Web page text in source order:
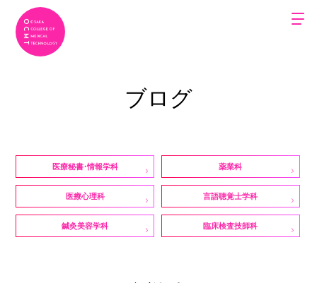
ブログ
医療秘書・情報学科 薬業科
医療心理科 言語聴覚士学科
鍼灸美容学科 臨床検査技師科